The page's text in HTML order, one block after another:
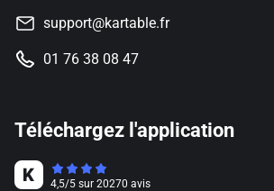
support@kartable.fr
01 76 38 08 47
Téléchargez l'application
4,5/5 sur 20270 avis